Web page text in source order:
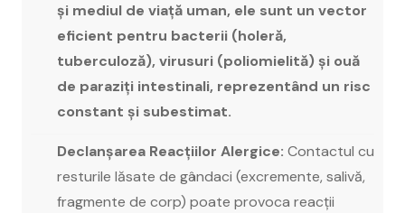
și mediul de viață uman, ele sunt un vector
eficient pentru bacterii (holeră,
tuberculoză), virusuri (poliomielită) și ouă
de paraziți intestinali, reprezentând un risc
constant și subestimat.
Declanșarea Reacțiilor Alergice: Contactul cu
resturile lăsate de gândaci (excremente, salivă,
fragmente de corp) poate provoca reacții